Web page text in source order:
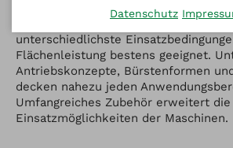
Sicherheits-Bedienelementen und
Handlichkeit sind die Herkules
unterschiedlichste
Flächenleistung bestens geeignet.
Antriebskonzepte, Bürstenformen
decken nahezu jeden
Umfangreiches Zubehör erweitert die
Einsatzmöglichkeiten der Maschinen.
Datenschutz